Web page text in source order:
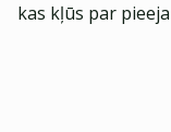
kas kļūs par